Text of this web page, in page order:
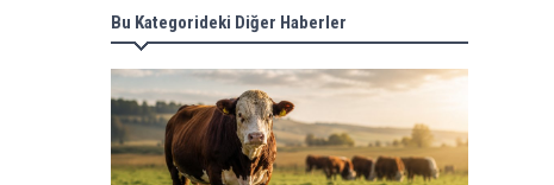
Bu Kategorideki Diğer Haberler